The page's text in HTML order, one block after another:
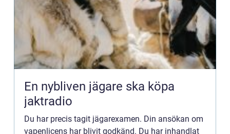
En nybliven jägare ska köpa
jaktradio
Du har precis tagit jägarexamen. Din ansökan om
vapenlicens har blivit godkänd. Du har inhandlat